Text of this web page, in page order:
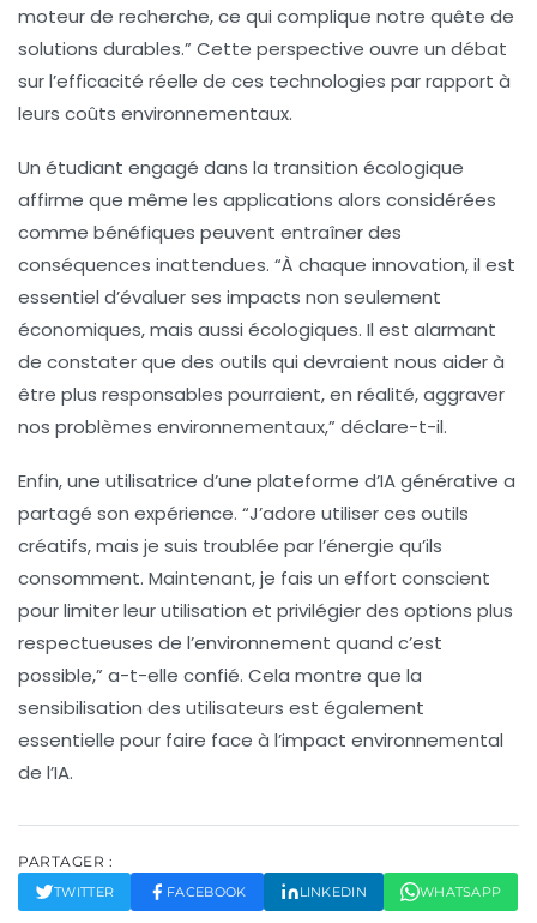
moteur de recherche, ce qui complique notre quête de
solutions durables.” Cette perspective ouvre un débat
sur l’efficacité réelle de ces technologies par rapport à
leurs coûts environnementaux.
Un étudiant engagé dans la transition écologique
affirme que même les applications alors considérées
comme bénéfiques peuvent entraîner des
conséquences inattendues. “À chaque innovation, il est
essentiel d’évaluer ses impacts non seulement
économiques, mais aussi écologiques. Il est alarmant
de constater que des outils qui devraient nous aider à
être plus responsables pourraient, en réalité, aggraver
nos problèmes environnementaux,” déclare-t-il.
Enfin, une utilisatrice d’une plateforme d’IA générative a
partagé son expérience. “J’adore utiliser ces outils
créatifs, mais je suis troublée par l’énergie qu’ils
consomment. Maintenant, je fais un effort conscient
pour limiter leur utilisation et privilégier des options plus
respectueuses de l’environnement quand c’est
possible,” a-t-elle confié. Cela montre que la
sensibilisation des utilisateurs est également
essentielle pour faire face à l’impact environnemental
de l’IA.
PARTAGER :
TWITTER FACEBOOK LINKEDIN WHATSAPP